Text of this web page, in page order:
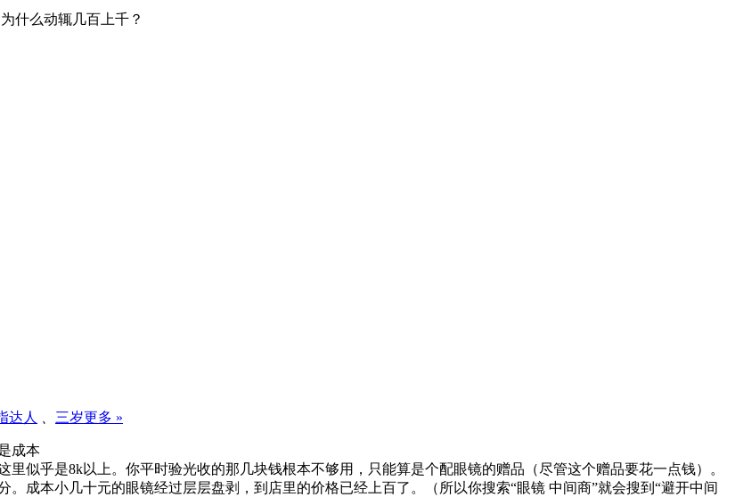
什么动辄几百上千？
达人 、 三岁更多 »
成本
似乎是8k以上。你平时验光收的那几块钱根本不够用，只能算是个配眼镜的赠品（尽管这个赠品要花一点钱）。
成本小几十元的眼镜经过层层盘剥，到店里的价格已经上百了。（所以你搜索“眼镜 中间商”就会搜到“避开中间